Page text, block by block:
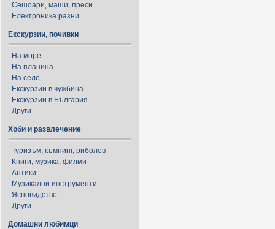
Сешоари, маши, преси
Електроника разни
Екскурзии, почивки
На море
На планина
На село
Екскурзии в чужбина
Екскурзии в България
Други
Хоби и развлечение
Туризъм, къмпинг, риболов
Книги, музика, филми
Антики
Музикални инструменти
Ясновидство
Други
Домашни любимци